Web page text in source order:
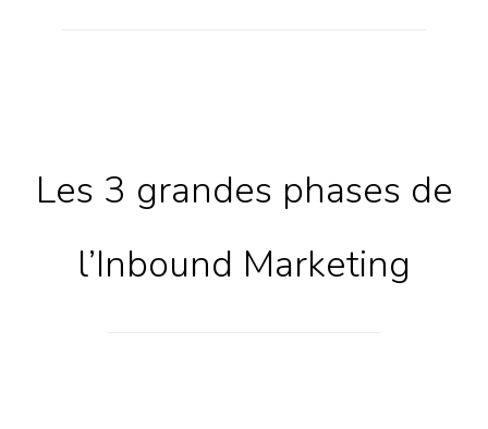
Les 3 grandes phases de
l’Inbound Marketing